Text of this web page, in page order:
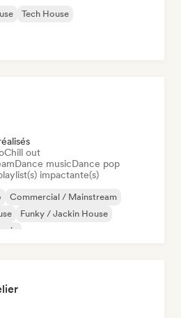
Tech House
Chill out
Dance musicDance pop
impactante(s)
Commercial / Mainstream
Funky / Jackin House